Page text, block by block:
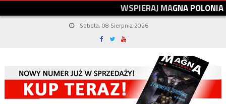
WSPIERAJMAGNAPOLONIA
Sobota, 08 Sierpnia 2026